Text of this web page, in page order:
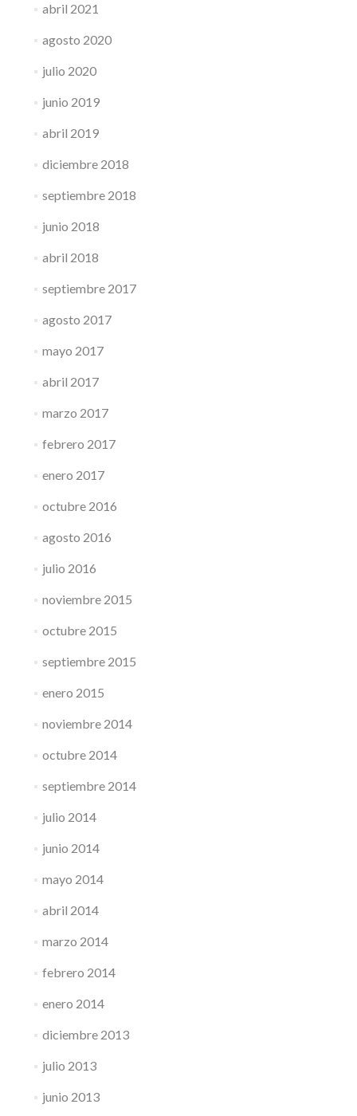
abril 2021
agosto 2020
julio 2020
junio 2019
abril 2019
diciembre 2018
septiembre 2018
junio 2018
abril 2018
septiembre 2017
agosto 2017
mayo 2017
abril 2017
marzo 2017
febrero 2017
enero 2017
octubre 2016
agosto 2016
julio 2016
noviembre 2015
octubre 2015
septiembre 2015
enero 2015
noviembre 2014
octubre 2014
septiembre 2014
julio 2014
junio 2014
mayo 2014
abril 2014
marzo 2014
febrero 2014
enero 2014
diciembre 2013
julio 2013
junio 2013